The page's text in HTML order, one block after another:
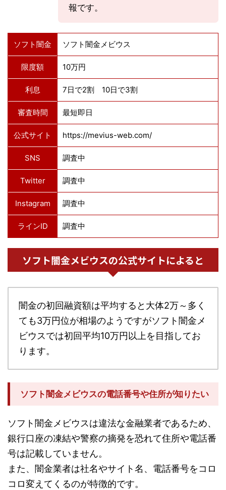
報です。
ソフト闇金 ソフト闇金メビウス
限度額 10万円
利息 7日で2割 10日で3割
審査時間 最短即日
公式サイト https://mevius-web.com/
SNS 調査中
Twitter 調査中
Instagram 調査中
ラインID 調査中
ソフト闇金メビウスの公式サイトによると
闇金の初回融資額は平均すると大体2万～多く
ても3万円位が相場のようですがソフト闇金メ
ビウスでは初回平均10万円以上を目指してお
ります。
ソフト闇金メビウスの電話番号や住所が知りたい
ソフト闇金メビウスは違法な金融業者であるため、
銀行口座の凍結や警察の摘発を恐れて住所や電話番
号は記載していません。
また、闇金業者は社名やサイト名、電話番号をコロ
コロ変えてくるのが特徴的です。